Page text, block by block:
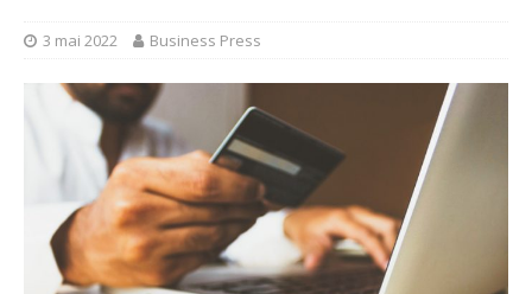
3 mai 2022 Business Press